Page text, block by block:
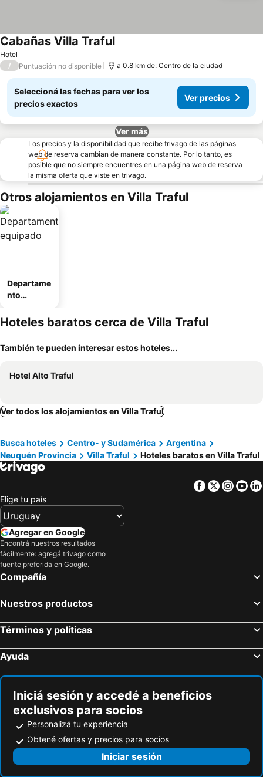
Hotel
Cabañas Villa TrafulVer precios
/ Puntuación no disponible a 0.8 km de: Centro de la ciudad
Seleccioná las fechas para ver los
precios exactos
Ver precios
Ver más
Los precios y la disponibilidad que recibe trivago de las páginas
web de reserva cambian de manera constante. Por lo tanto, es
posible que no siempre encuentres en una página web de reserva
la misma oferta que viste en trivago.
Otros alojamientos en Villa Traful
Departame
nto
Hoteles baratos cerca de Villa Traful
También te pueden interesar estos hoteles...
Hotel Alto Traful
Ver todos los alojamientos en Villa Traful
Busca hoteles Centro- y Sudamérica
Argentina
Neuquén Provincia
Villa Traful Hoteles baratos en Villa Traful
Facebook
Twitter
Elige tu país
Agregar en Google
Encontrá nuestros resultados
fácilmente: agregá trivago como
fuente preferida en Google.
Compañía
Nuestros productos
Términos y políticas
Ayuda
Iniciá sesión y accedé a beneficios
exclusivos para socios
Personalizá tu experiencia
Obtené ofertas y precios para socios
Iniciar sesión